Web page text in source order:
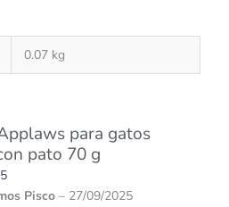
0.07 kg
para gatos
pato 70 g
Pisco – 27/09/2025